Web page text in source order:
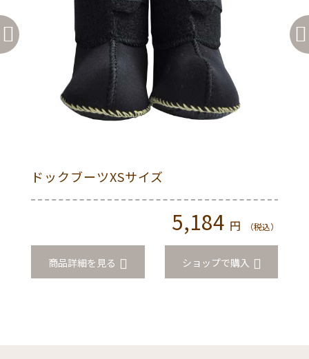
ドックブーツXSサイズ
5,184 円 （税込）
商品詳細を見る ショップで購入